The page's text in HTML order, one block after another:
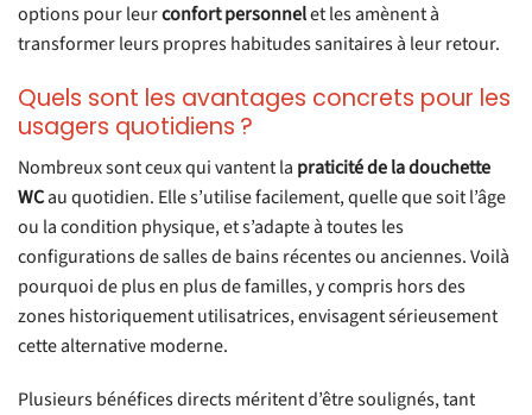
options pour leurconfort personnelet les amènent à
transformer leurs propres habitudes sanitaires à leur retour.
Quels sont les avantages concrets pour les
usagers quotidiens ?
Nombreux sont ceux qui vantent la praticité de la douchette
WCau quotidien. Elle s’utilise facilement, quelle que soit l’âge
ou la condition physique, et s’adapte à toutes les
configurations de salles de bains récentes ou anciennes. Voilà
pourquoi de plus en plus de familles, y compris hors des
zones historiquement utilisatrices, envisagent sérieusement
cette alternative moderne.
Plusieurs bénéfices directs méritent d’être soulignés, tant